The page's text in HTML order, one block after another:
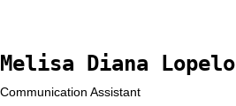
Melisa Diana Lopelo
Communication Assistant